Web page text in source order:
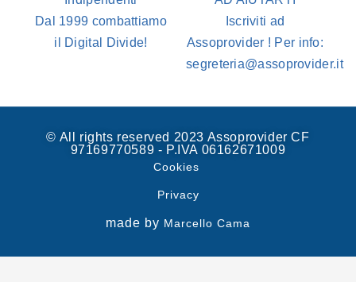
Dal 1999 combattiamo
il Digital Divide!
Iscriviti ad
Assoprovider ! Per info:
segreteria@assoprovider.it
© All rights reserved 2023 Assoprovider CF
97169770589 - P.IVA 06162671009
Cookies
Privacy
made by Marcello Cama